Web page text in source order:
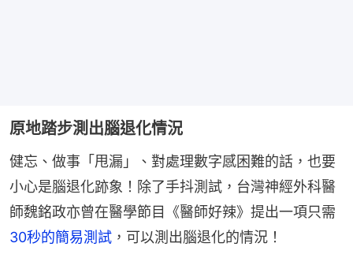
原地踏步測出腦退化情況
健忘、做事「甩漏」、對處理數字感困難的話，也要
小心是腦退化跡象！除了手抖測試，台灣神經外科醫
師魏銘政亦曾在醫學節目《醫師好辣》提出一項只需
30秒的簡易測試 ，可以測出腦退化的情況！